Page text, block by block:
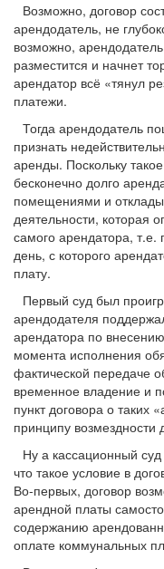
Возможно, договор
арендодатель, не
возможно,
разместится и начнет
арендатор всё «тянул
платежи.
Тогда арендодатель
признать
аренды. Поскольку
бесконечно долго
помещениями и
деятельности, которая
самого арендатора,
день, с которого
плату.
Первый суд был
арендодателя
арендатора по
момента исполнения
фактической передаче
временное владение и
пункт договора о таких
принципу возмездности
Ну а кассационный
что такое условие в
Во-первых, договор
арендной платы
содержанию
оплате коммунальных